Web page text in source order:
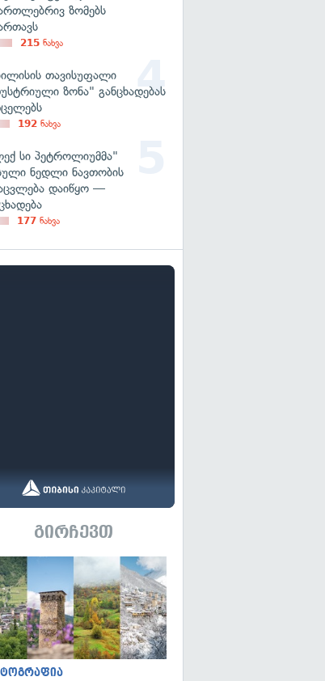
ზომებს
215 ნახვა
თავისუფალი
ზონა" განცხადებას
192 ნახვა
სი პეტროლიუმმა"
ნედლი ნავთობის
დაიწყო —
177 ნახვა
გირჩევთ